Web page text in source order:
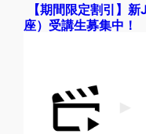
【期間限定割引】
座）受講生募集中！